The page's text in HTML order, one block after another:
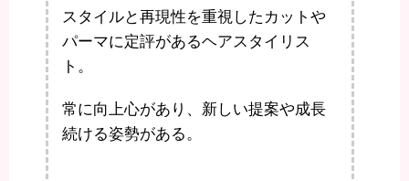
スタイルと再現性を重視したカットや
パーマに定評があるヘアスタイリス
ト。
常に向上心があり、新しい提案や成長
続ける姿勢がある。